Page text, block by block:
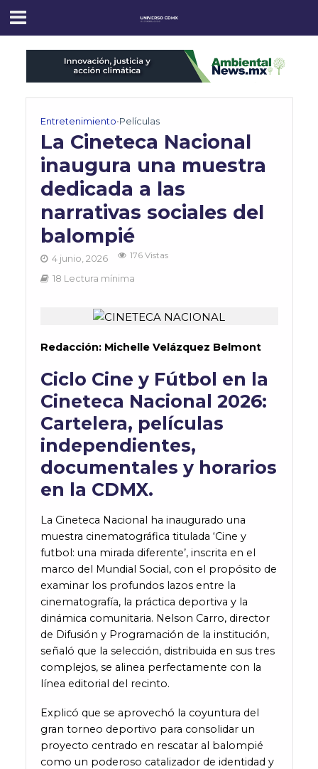
Entretenimiento•Películas
La Cineteca Nacional
inaugura una muestra
dedicada a las
narrativas sociales del
balompié
4 junio, 2026 176 Vistas
18 Lectura mínima
Redacción: Michelle Velázquez Belmont
Ciclo Cine y Fútbol en la
Cineteca Nacional 2026:
Cartelera, películas
independientes,
documentales y horarios
en la CDMX.
La Cineteca Nacional ha inaugurado una
muestra cinematográfica titulada ‘Cine y
futbol: una mirada diferente’, inscrita en el
marco del Mundial Social, con el propósito de
examinar los profundos lazos entre la
cinematografía, la práctica deportiva y la
dinámica comunitaria. Nelson Carro, director
de Difusión y Programación de la institución,
señaló que la selección, distribuida en sus tres
complejos, se alinea perfectamente con la
línea editorial del recinto.
Explicó que se aprovechó la coyuntura del
gran torneo deportivo para consolidar un
proyecto centrado en rescatar al balompié
como un poderoso catalizador de identidad y